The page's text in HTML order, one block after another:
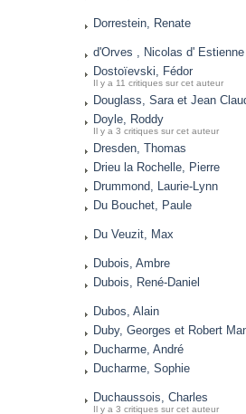
Dorrestein, Renate
d'Orves , Nicolas d' Estienne
Dostoïevski, Fédor
Il y a 11 critiques sur cet auteur
Douglass, Sara et Jean
Doyle, Roddy
Il y a 3 critiques sur cet auteur
Dresden, Thomas
Drieu la Rochelle, Pierre
Drummond, Laurie-Lynn
Du Bouchet, Paule
Du Veuzit, Max
Dubois, Ambre
Dubois, René-Daniel
Dubos, Alain
Duby, Georges et Robert
Ducharme, André
Ducharme, Sophie
Duchaussois, Charles
Il y a 3 critiques sur cet auteur